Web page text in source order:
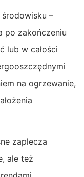
środowisku –
po zakończeniu
lub w całości
na ogrzewanie,
zaplecza
ale też